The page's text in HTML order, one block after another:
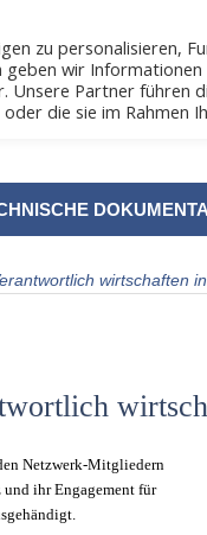
wirtschaften
Netzwerk-Mitgliedern
ihr Engagement für
zu personalisieren,
geben wir
Unsere Partner
die sie im Rahmen